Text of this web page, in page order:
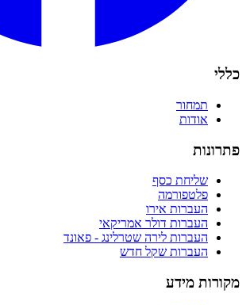
כללי
תמחור
אודות
פתרונות
שליחת כסף
פלטפורמה
העברות אירו
העברות דולר אמריקאי
העברות לירה שטרלינג - פאונד
העברות שקל חדש
מקורות מידע